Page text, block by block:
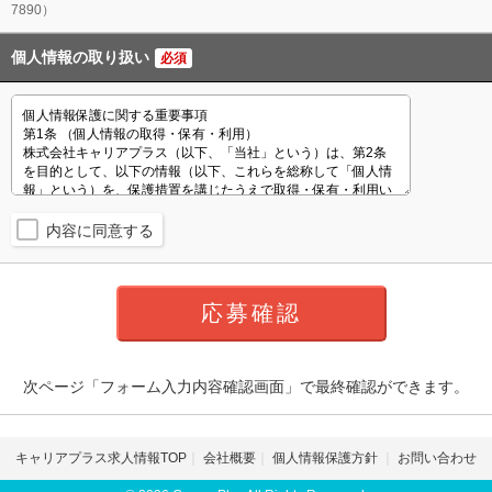
7890）
個人情報の取り扱い 必須
内容に同意する
次ページ「フォーム入力内容確認画面」で最終確認ができます。
キャリアプラス求人情報TOP 会社概要 個人情報保護方針 お問い合わせ